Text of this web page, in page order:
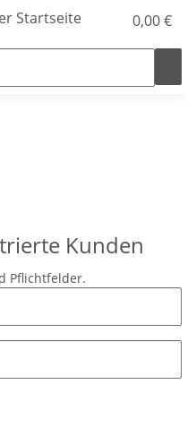
0,00 €
Kunden
Pflichtfelder.